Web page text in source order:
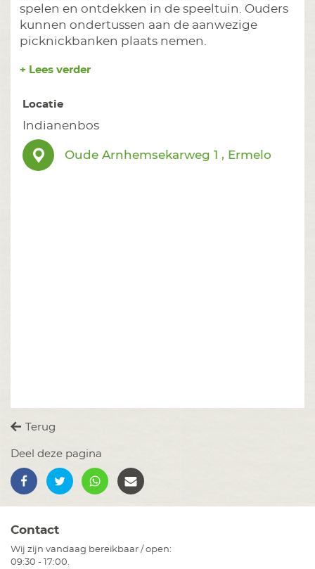
spelen en ontdekken in de speeltuin. Ouders
kunnen ondertussen aan de aanwezige
picknickbanken plaats nemen.
+ Lees verder
Locatie
Indianenbos
Oude Arnhemsekarweg 1 , Ermelo
Terug
Deel deze pagina
Contact
Wij zijn vandaag bereikbaar / open:
09:30 - 17:00.